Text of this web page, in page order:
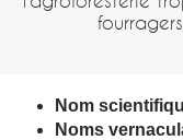
Nom
Noms